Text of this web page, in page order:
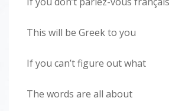
This will be Greek to you
If you can’t figure out what
The words are all about